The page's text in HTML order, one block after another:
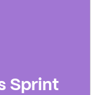
Sprint